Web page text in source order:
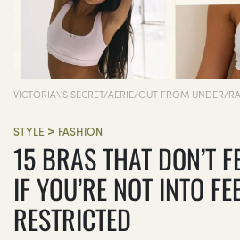
VICTORIA\'S SECRET/AERIE/OUT FROM UNDER/
STYLE > FASHION
15 BRAS THAT DON’T
IF YOU’RE NOT INTO
RESTRICTED